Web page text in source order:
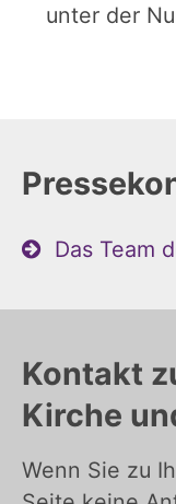
unter der
Das Team
Kontakt
Kirche
Wenn Sie zu